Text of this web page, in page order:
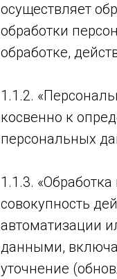
осуществляет
обработки
обработке,
1.1.2.
косвенно к
персональных
1.1.3.
совокупность
автоматизации
данными,
уточнение